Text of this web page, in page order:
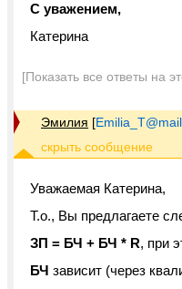
С уважением,
Катерина
[Показать все ответы на
Эмилия [
Уважаемая Катерина,
Т.о., Вы предлагаете
ЗП = БЧ + БЧ * R, при
БЧ зависит (через